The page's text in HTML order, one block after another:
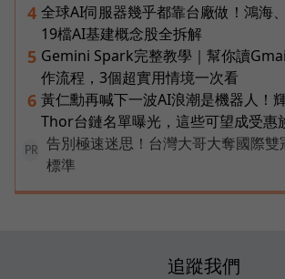
4 全球AI伺服器幾乎都靠台廠做！鴻海
19檔AI基建概念股全拆解
5 Gemini Spark完整教學｜幫你讀
作流程，3個超實用情境一次看
6 黃仁勳再喊下一波AI浪潮是機器人！
Thor台鏈名單曝光，這些可望成受惠
PR
告別極速迷思！台灣大哥大奪國際雙
標準
追蹤我們